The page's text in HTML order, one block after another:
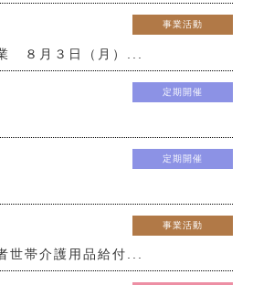
事業活動
８月３日（月）...
定期開催
定期開催
事業活動
世帯介護用品給付...